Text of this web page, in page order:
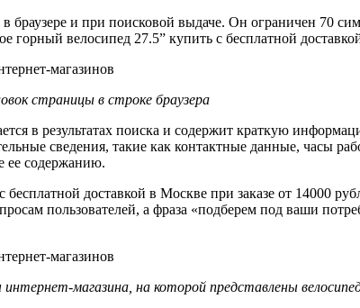
браузере и при поисковой выдаче. Он ограничен 70
горный велосипед 27.5” купить с бесплатной
страницы в строке браузера
в результатах поиска и содержит краткую
сведения, такие как контактные данные, часы
ее содержанию.
доставкой в Москве при заказе от 14000
пользователей, а фраза «подберем под ваши
интернет-магазина, на которой представлены